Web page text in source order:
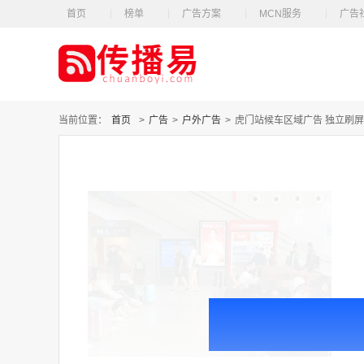
首页 榜单 广告方案 MCN服务 广告
当前位置： 首页 > 广告 > 户外广告 > 虎门站候车区域广告 独立刷